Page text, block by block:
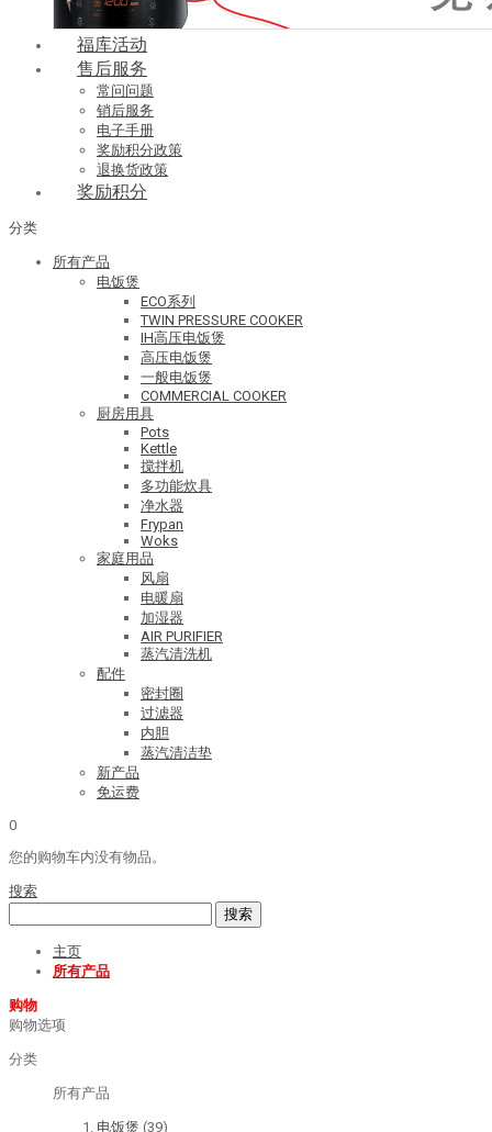
福库活动
售后服务
常问问题
销后服务
电子手册
奖励积分政策
退换货政策
奖励积分
分类
所有产品
电饭煲
ECO系列
TWIN PRESSURE COOKER
IH高压电饭煲
高压电饭煲
一般电饭煲
COMMERCIAL COOKER
厨房用具
Pots
Kettle
搅拌机
多功能炊具
净水器
Frypan
Woks
家庭用品
风扇
电暖扇
加湿器
AIR PURIFIER
蒸汽清洗机
配件
密封圈
过滤器
内胆
蒸汽清洁垫
新产品
免运费
0
您的购物车内没有物品。
搜索
搜索
主页
所有产品
购物
购物选项
分类
所有产品
电饭煲 (39)